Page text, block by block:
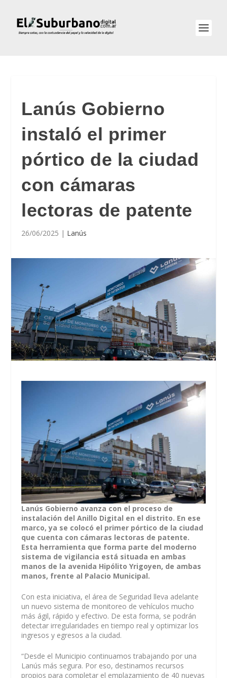
Lanús Gobierno
instaló el primer
pórtico de la ciudad
con cámaras
lectoras de patente
26/06/2025 | Lanús
Lanús Gobierno avanza con el proceso de
instalación del Anillo Digital en el distrito. En ese
marco, ya se colocó el primer pórtico de la ciudad
que cuenta con cámaras lectoras de patente.
Esta herramienta que forma parte del moderno
sistema de vigilancia está situada en ambas
manos de la avenida Hipólito Yrigoyen, de ambas
manos, frente al Palacio Municipal.
Con esta iniciativa, el área de Seguridad lleva adelante
un nuevo sistema de monitoreo de vehículos mucho
más ágil, rápido y efectivo. De esta forma, se podrán
detectar irregularidades en tiempo real y optimizar los
ingresos y egresos a la ciudad.
“Desde el Municipio continuamos trabajando por una
Lanús más segura. Por eso, destinamos recursos
propios para completar el emplazamiento de 40 nuevas